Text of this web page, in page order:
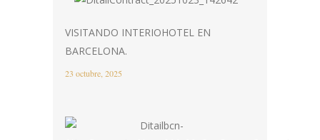
VISITANDO INTERIOHOTEL EN
BARCELONA.
23 octubre, 2025